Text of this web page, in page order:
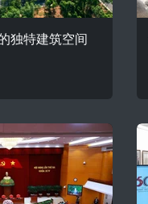
独特建筑空间